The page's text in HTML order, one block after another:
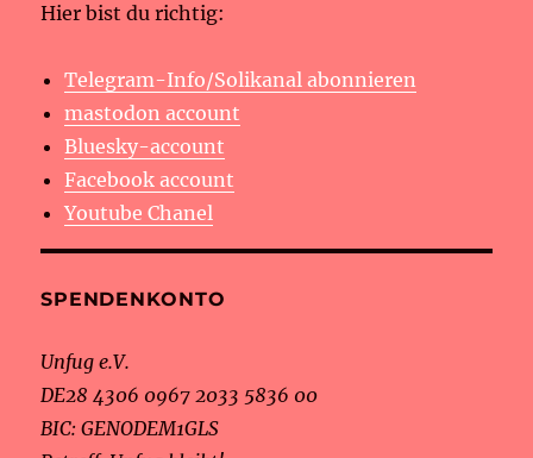
Hier bist du richtig:
Telegram-Info/Solikanal abonnieren
mastodon account
Bluesky-account
Facebook account
Youtube Chanel
SPENDENKONTO
Unfug e.V.
DE28 4306 0967 2033 5836 00
BIC: GENODEM1GLS